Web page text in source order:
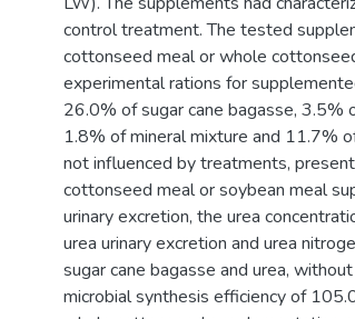
control treatment. The tested
cottonseed meal or whole
experimental rations for
26.0% of sugar cane bagasse, 3.5%
1.8% of mineral mixture and 11.7%
not influenced by treatments,
cottonseed meal or soybean meal
urinary excretion, the urea
urea urinary excretion and urea
sugar cane bagasse and urea,
microbial synthesis efficiency of